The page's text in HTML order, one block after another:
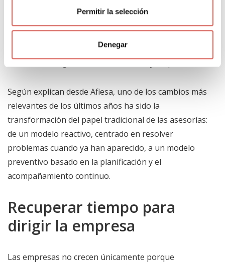
Permitir la selección
Denegar
comoAfiesa, ubicado en Inca, que acompaña a
empresas y profesionales de distintos sectores de
Mallorca en la gestión contable, fiscal y empresarial.
Según explican desde Afiesa, uno de los cambios más
relevantes de los últimos años ha sido la
transformación del papel tradicional de las asesorías:
de un modelo reactivo, centrado en resolver
problemas cuando ya han aparecido, a un modelo
preventivo basado en la planificación y el
acompañamiento continuo.
Recuperar tiempo para
dirigir la empresa
Las empresas no crecen únicamente porque